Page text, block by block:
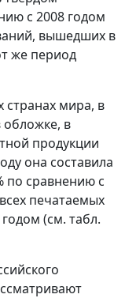
с 2008 годом
вышедших в
же период
странах мира, в
обложке, в
продукции
она составила
по сравнению с
печатаемых
(см. табл.